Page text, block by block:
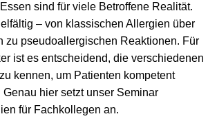
sind für viele Betroffene Realität.
– von klassischen Allergien über
zu pseudoallergischen Reaktionen. Für
ist es entscheidend, die verschiedenen
kennen, um Patienten kompetent
hier setzt unser Seminar
für Fachkollegen an.